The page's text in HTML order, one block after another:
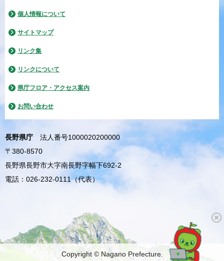
個人情報について
サイトマップ
リンク集
リンクについて
県庁フロア・アクセス案内
お問い合わせ
長野県庁
法人番号1000020200000
〒380-8570
長野県長野市大字南長野字幅下692-2
電話：026-232-0111（代表）
Copyright © Nagano Prefecture.